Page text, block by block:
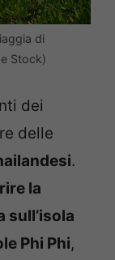
di
Stock)
dei
delle
.
la
sull’isola
Phi Phi,